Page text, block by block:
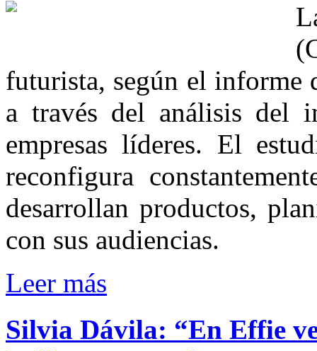
futurista, según el informe
a través del análisis del
empresas líderes. El
reconfigura
desarrollan productos,
con sus audiencias.
Leer más
Silvia Dávila: “En Effie